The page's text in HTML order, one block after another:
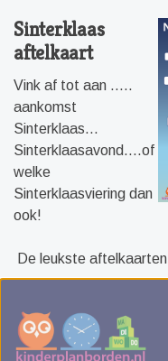
Sinterklaas
aftelkaart
Vink af tot aan .....
aankomst
Sinterklaas...
Sinterklaasavond....of
welke
Sinterklaasviering dan
ook!
De leukste